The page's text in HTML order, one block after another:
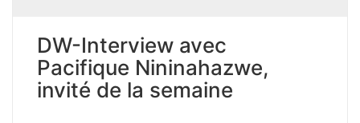
DW-Interview avec
Pacifique Nininahazwe,
invité de la semaine